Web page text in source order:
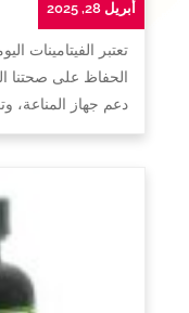
أبريل 28, 2025
تعتبر الفيتامينات
الحفاظ على صحتنا
دعم جهاز المناعة،